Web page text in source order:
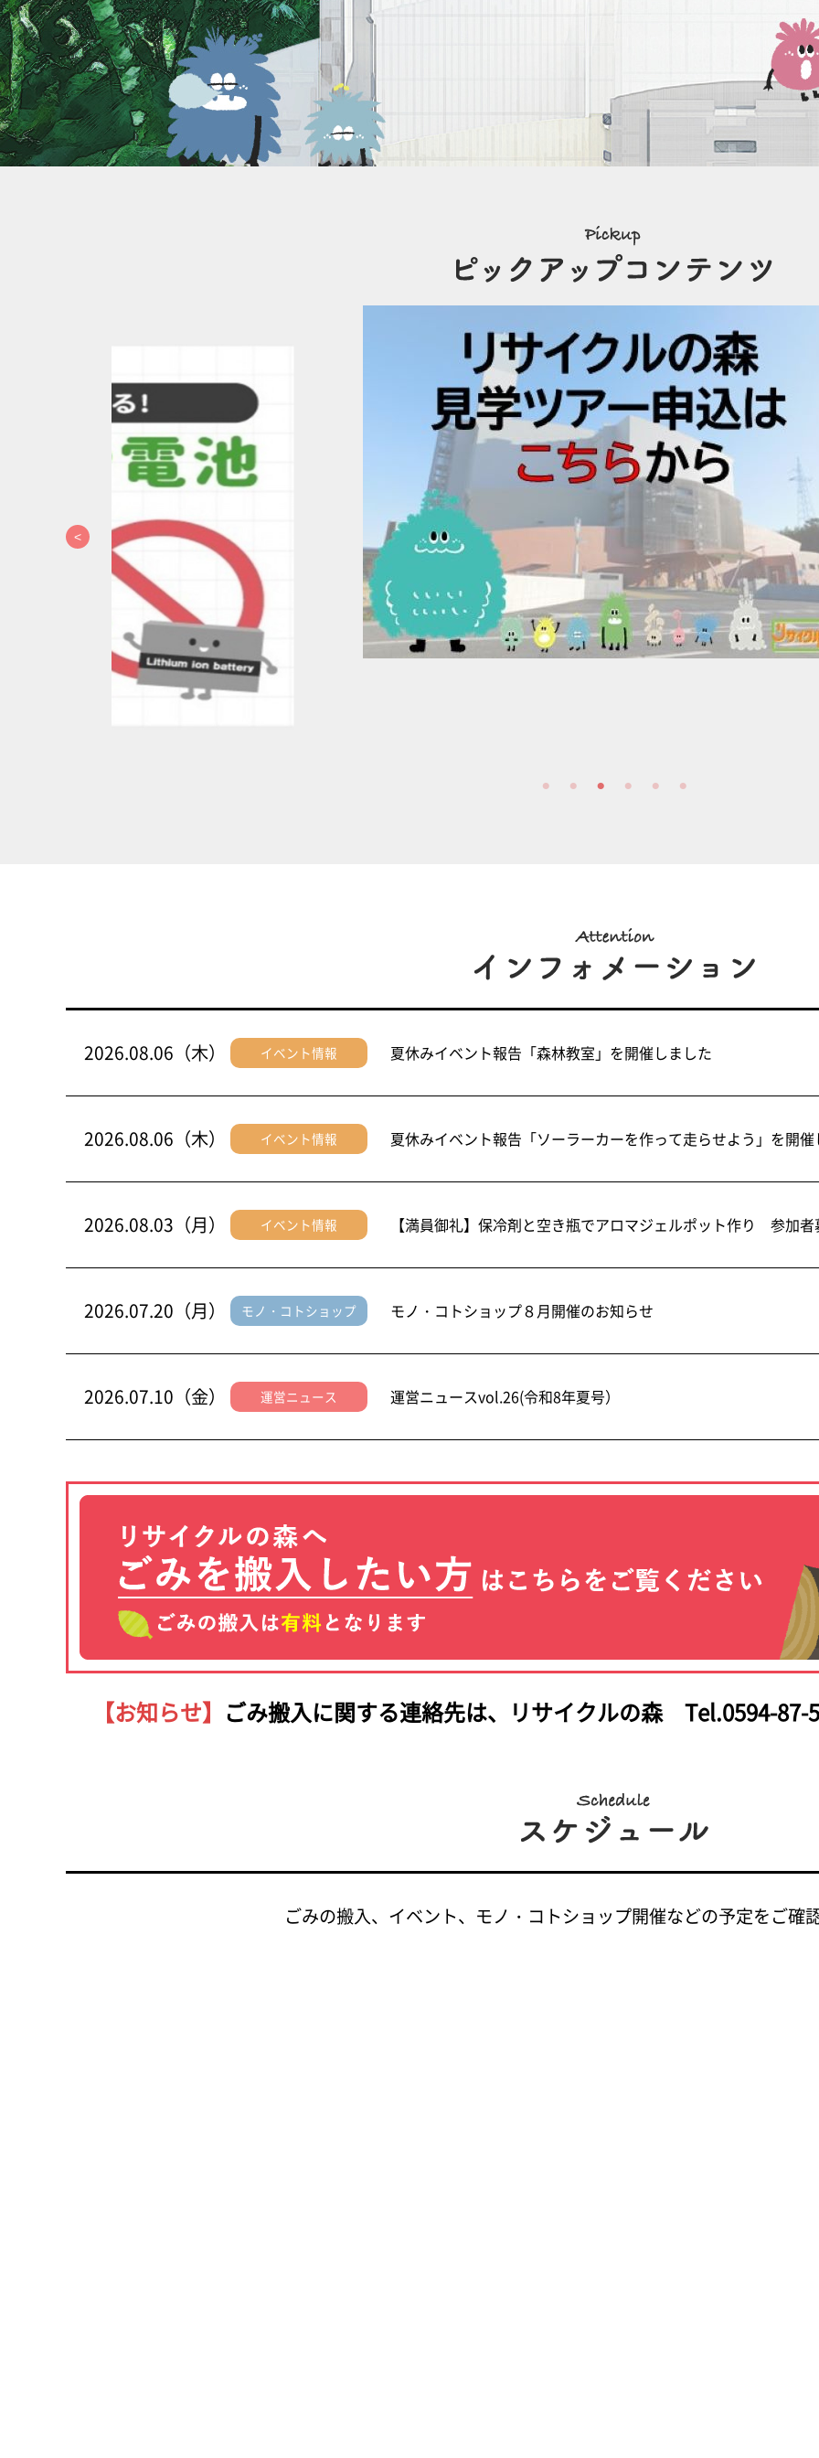
2026.08.06（木） イベント情報 夏休みイベント報告「森林教室」を開催しました
2026.08.06（木） イベント情報 夏休みイベント報告「ソーラーカーを作って走らせよう」を開
2026.08.03（月） イベント情報 【満員御礼】保冷剤と空き瓶でアロマジェルポット作り 参加
2026.07.20（月） モノ・コトショップ モノ・コトショップ８月開催のお知らせ
2026.07.10（金） 運営ニュース 運営ニュースvol.26(令和8年夏号）
【お知らせ】 ごみ搬入に関する連絡先は、 リサイクルの森 Tel.0594-87-
ごみの搬入、イベント、モノ・コトショップ開催などの予定をご確